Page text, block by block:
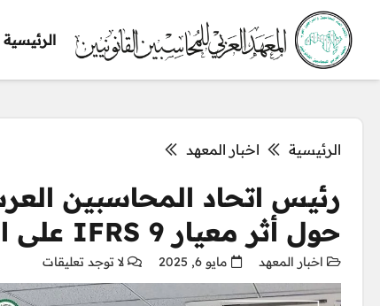
الرئيسية
الرئيسية اخبار المعهد
رئيس اتحاد المحاسبين
حول أثر معيار IFRS 9 على القوائم والأداء المالي
اخبار المعهد مايو 6, 2025 لا توجد تعليقات